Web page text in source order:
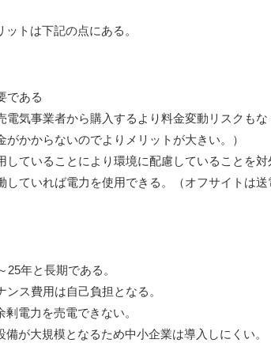
トは下記の点にある。
である
電気事業者から購入するより料金変動リスクも
がかからないのでよりメリットが大きい。）
していることにより環境に配慮していることを対
していれば電力を使用できる。（オフサイトは
25年と長期である。
ンス費用は自己負担となる。
剰電力を売電できない。
備が大規模となるため中小企業は導入しにくい。